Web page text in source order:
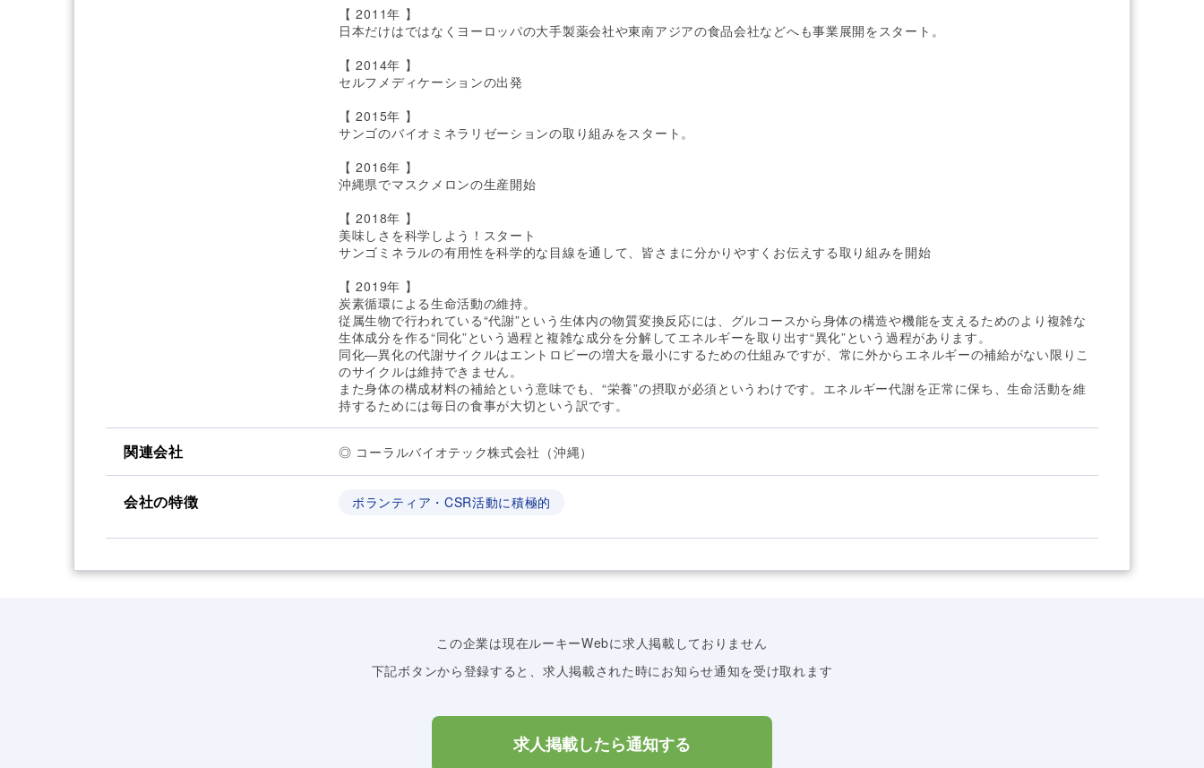
【 2011年 】
日本だけはではなくヨーロッパの大手製薬会社や東南アジアの食品会社などへも事業展開をスタート。
【 2014年 】
セルフメディケーションの出発
【 2015年 】
サンゴのバイオミネラリゼーションの取り組みをスタート。
【 2016年 】
沖縄県でマスクメロンの生産開始
【 2018年 】
美味しさを科学しよう！スタート
サンゴミネラルの有用性を科学的な目線を通して、皆さまに分かりやすくお伝えする取り組みを開始
【 2019年 】
炭素循環による生命活動の維持。
従属生物で行われている“代謝”という生体内の物質変換反応には、グルコースから身体の構造や機能を支えるためのより複雑な
生体成分を作る“同化”という過程と複雑な成分を分解してエネルギーを取り出す“異化”という過程があります。
同化—異化の代謝サイクルはエントロピーの増大を最小にするための仕組みですが、常に外からエネルギーの補給がない限りこ
のサイクルは維持できません。
また身体の構成材料の補給という意味でも、“栄養”の摂取が必須というわけです。エネルギー代謝を正常に保ち、生命活動を維
持するためには毎日の食事が大切という訳です。
関連会社 ◎ コーラルバイオテック株式会社（沖縄）
会社の特徴 ボランティア・CSR活動に積極的
この企業は現在ルーキーWebに求人掲載しておりません
下記ボタンから登録すると、求人掲載された時にお知らせ通知を受け取れます
求人掲載したら通知する